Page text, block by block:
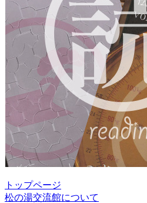
トップページ
松の湯交流館について